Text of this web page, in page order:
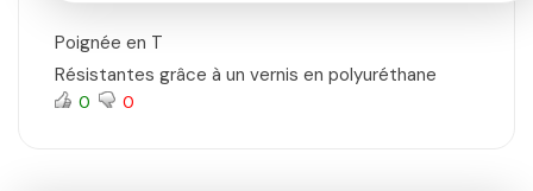
Poignée en T
Résistantes grâce à un vernis en polyuréthane
0 0